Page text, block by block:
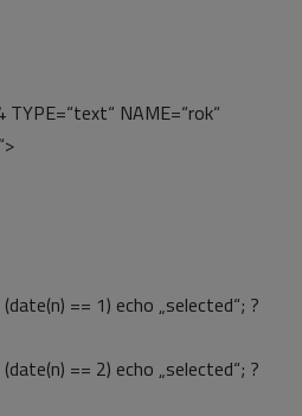
NAME=“rok“
== 1) echo „selected“; ?
== 2) echo „selected“; ?